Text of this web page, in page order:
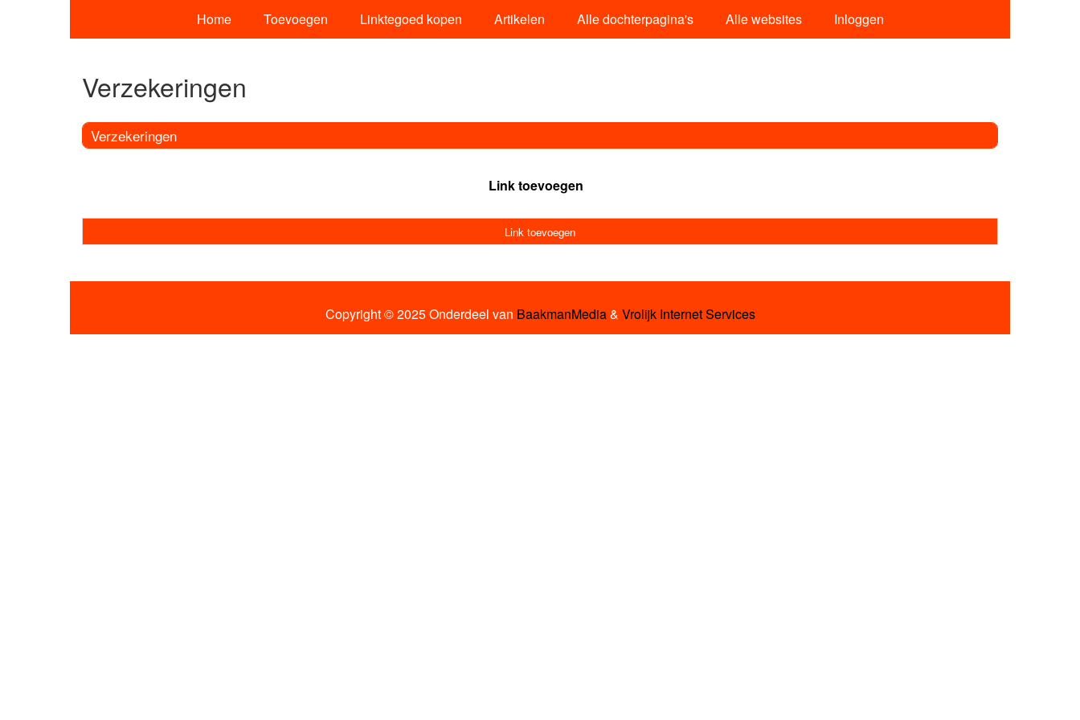
Home Toevoegen Linktegoed kopen Artikelen Alle dochterpagina's Alle websites Inloggen
Verzekeringen
Verzekeringen
Link toevoegen
Link toevoegen
Copyright © 2025 Onderdeel van BaakmanMedia& Vrolijk Internet Services